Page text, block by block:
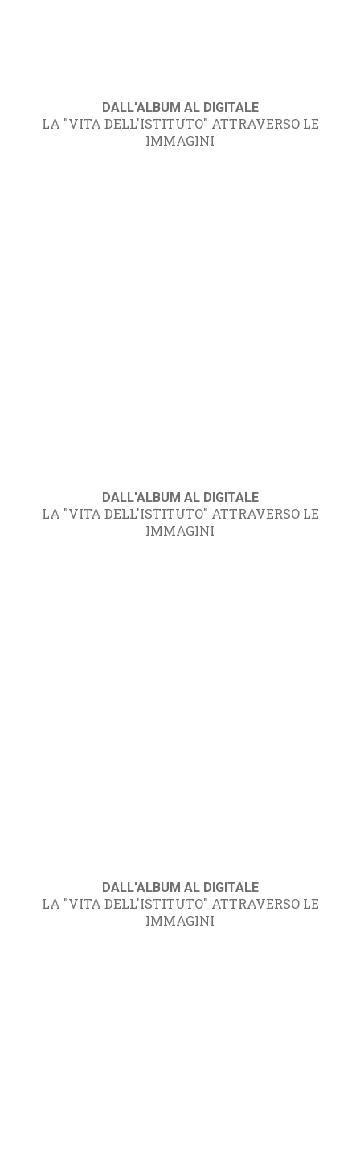
DALL'ALBUM AL DIGITALE
LA "VITA DELL'ISTITUTO" ATTRAVERSO LE
IMMAGINI
DALL'ALBUM AL DIGITALE
LA "VITA DELL'ISTITUTO" ATTRAVERSO LE
IMMAGINI
DALL'ALBUM AL DIGITALE
LA "VITA DELL'ISTITUTO" ATTRAVERSO LE
IMMAGINI